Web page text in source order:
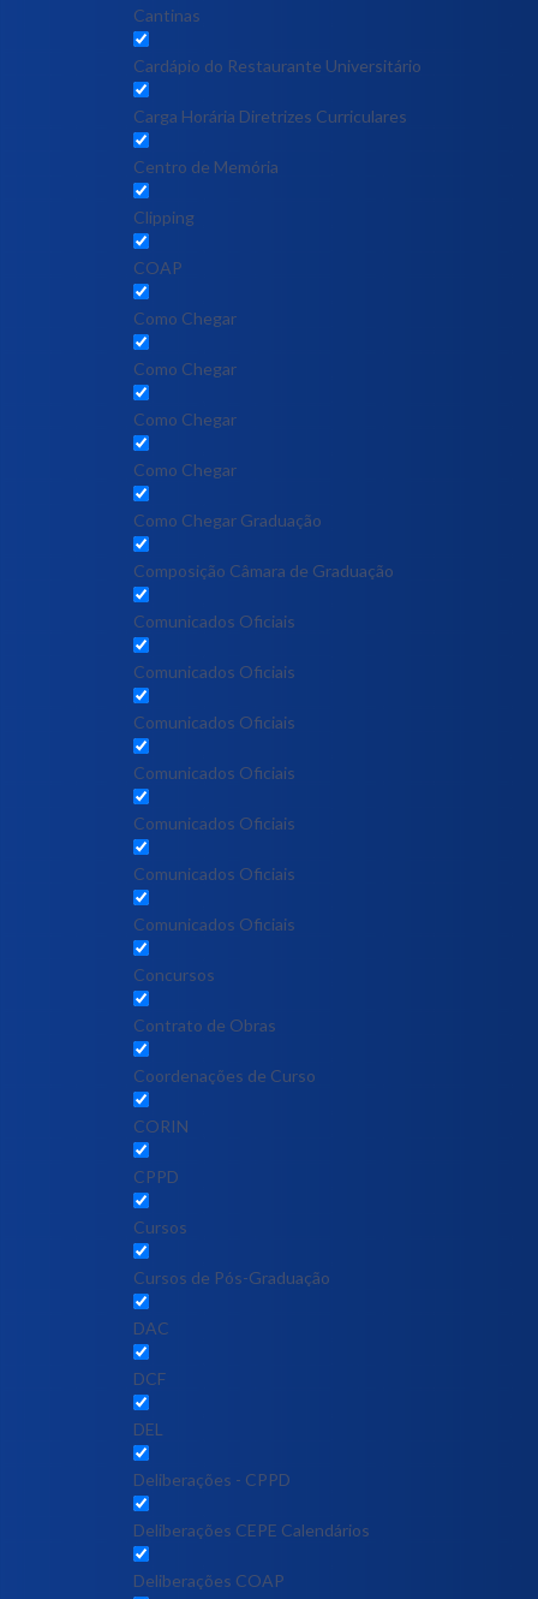
Cantinas
Cardápio do Restaurante Universitário
Carga Horária Diretrizes Curriculares
Centro de Memória
Clipping
COAP
Como Chegar
Como Chegar
Como Chegar
Como Chegar
Como Chegar Graduação
Composição Câmara de Graduação
Comunicados Oficiais
Comunicados Oficiais
Comunicados Oficiais
Comunicados Oficiais
Comunicados Oficiais
Comunicados Oficiais
Comunicados Oficiais
Concursos
Contrato de Obras
Coordenações de Curso
CORIN
CPPD
Cursos
Cursos de Pós-Graduação
DAC
DCF
DEL
Deliberações - CPPD
Deliberações CEPE Calendários
Deliberações COAP